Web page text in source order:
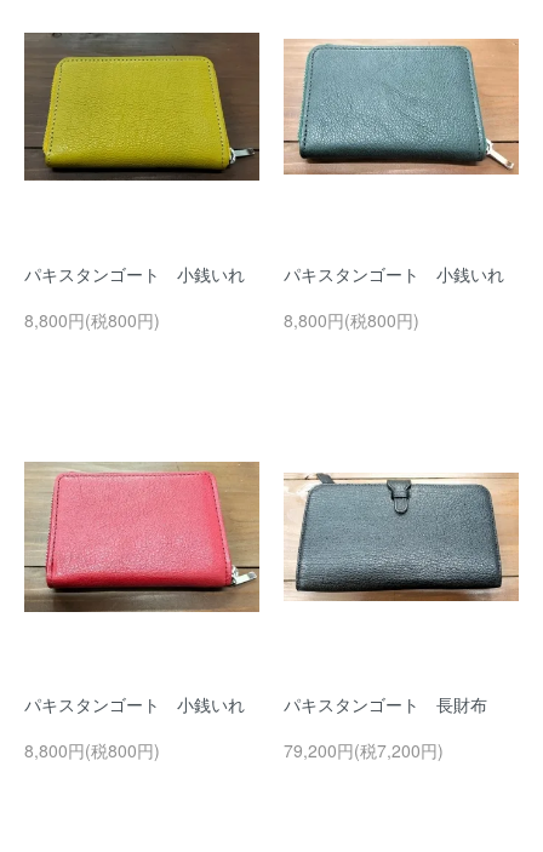
パキスタンゴート 小銭いれ
8,800円(税800円)
パキスタンゴート 小銭いれ
8,800円(税800円)
パキスタンゴート 小銭いれ
8,800円(税800円)
パキスタンゴート 長財布
79,200円(税7,200円)